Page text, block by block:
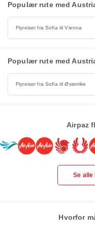
Populær rute med
Flyreiser fra Sofia til Vienna
Populær rute med
Flyreiser fra Sofia til Østerrike
Airpaz
Se
Hvorfor